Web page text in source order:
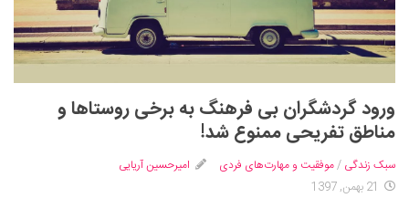
ورود گردشگران بی فرهنگ به برخی روستاها و
مناطق تفریحی ممنوع شد!
سبک زندگی /موفقیت و مهارت‌های فردی
امیرحسین آریایی
21 بهمن, 1397